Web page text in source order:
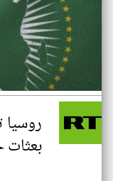
بعثات